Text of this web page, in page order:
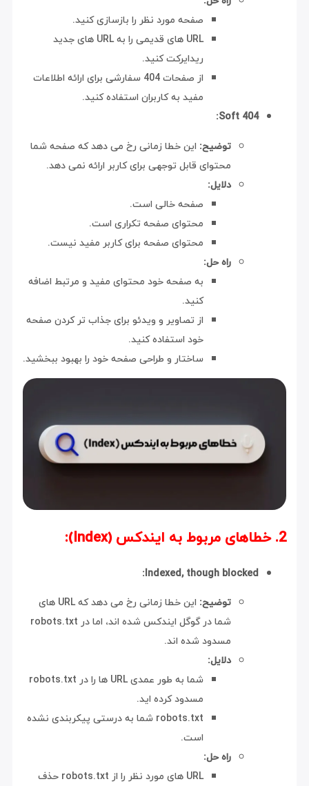
صفحه مورد نظر را بازسازی کنید.
URL های قدیمی را به URL های جدید
ریدایرکت کنید.
از صفحات 404 سفارشی برای ارائه اطلاعات
مفید به کاربران استفاده کنید.
Soft 404:
توضیح: این خطا زمانی رخ می دهد که صفحه شما
محتوای قابل توجهی برای کاربر ارائه نمی دهد.
دلایل:
صفحه خالی است.
محتوای صفحه تکراری است.
محتوای صفحه برای کاربر مفید نیست.
راه حل:
به صفحه خود محتوای مفید و مرتبط اضافه
کنید.
از تصاویر و ویدئو برای جذاب تر کردن صفحه
خود استفاده کنید.
ساختار و طراحی صفحه خود را بهبود ببخشید.
2. خطاهای مربوط به ایندکس (Index):
Indexed, though blocked:
توضیح:
این خطا زمانی رخ می دهد که URL های
شما در گوگل ایندکس شده اند، اما در robots.txt
مسدود شده اند.
دلایل:
شما به طور عمدی URL ها را در robots.txt
مسدود کرده اید.
robots.txt شما به درستی پیکربندی نشده
است.
راه حل:
URL های مورد نظر را از robots.txt حذف